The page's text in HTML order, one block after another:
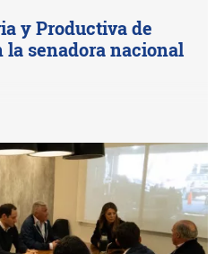
y Productiva de
la senadora nacional